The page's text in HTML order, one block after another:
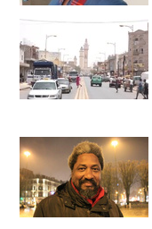
Polémique à
"dépassée" par les
07/08/2026
Depuis le « cessez-
ont tué 300 enfants
07/08/2026 -
après le sommet de la
07/08/2026 -
Bénin: Patrice Talon
mois après son départ
07/08/2026 -